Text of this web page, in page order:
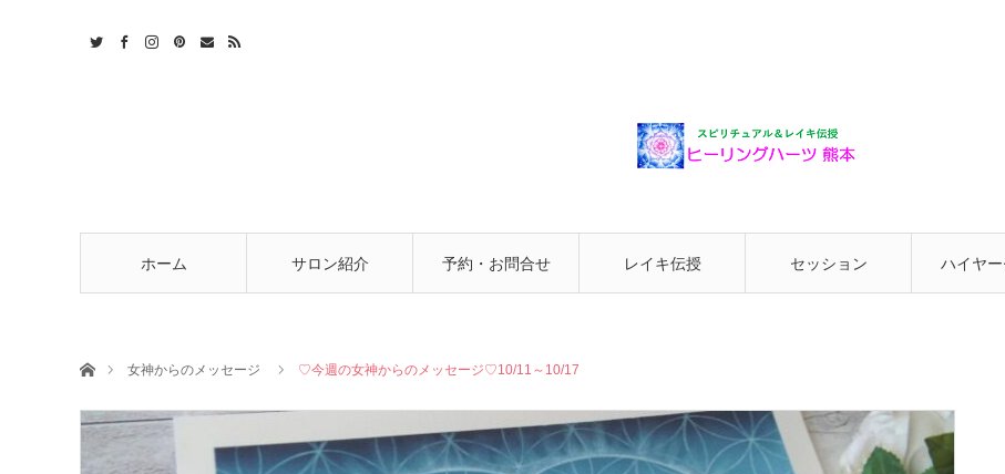
ホーム サロン紹介 予約・お問合せ レイキ伝授 セッション ハイヤ
ホーム女神からのメッセージ ♡今週の女神からのメッセージ♡10/11～10/17